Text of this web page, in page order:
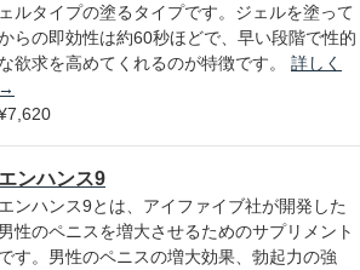
ェルタイプの塗るタイプです。ジェルを塗って
らの即効性は約60秒ほどで、早い段階で性的
な欲求を高めてくれるのが特徴です。 詳しく
→
エンハンス9
エンハンス9とは、アイファイブ社が開発した
男性のペニスを増大させるためのサプリメント
です。男性のペニスの増大効果、勃起力の強